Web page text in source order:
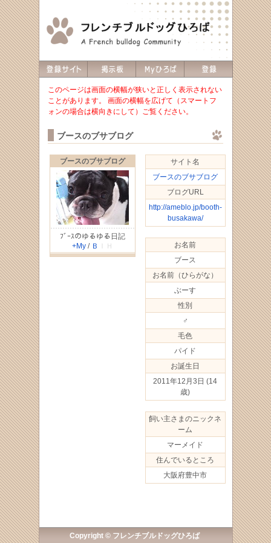
このページは画面の横幅が狭いと正しく表示されない
ことがあります。 画面の横幅を広げて（スマートフ
ォンの場合は横向きにして）ご覧ください。
ブースのブサブログ
ブースのブサブログ
ﾌﾞｰｽのゆるゆる日記
+My/ Ｂ ＩＨ
サイト名
ブースのブサブログ
ブログURL
http://ameblo.jp/booth-
busakawa/
お名前
ブース
お名前（ひらがな）
ぶーす
性別
♂
毛色
パイド
お誕生日
2011年12月3日 (14
歳)
飼い主さまのニックネ
ーム
マーメイド
住んでいるところ
大阪府豊中市
Copyright © フレンチブルドッグひろば